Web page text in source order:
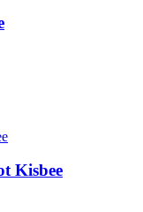
Kisbee